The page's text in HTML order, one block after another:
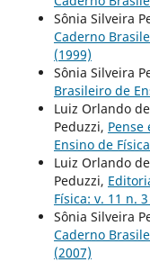
Sônia Silveira
Caderno
(1999)
Sônia Silveira
Brasileiro de
Luiz Orlando
Peduzzi, Pense
Ensino de
Luiz Orlando
Peduzzi,
Física: v. 11 n.
Sônia Silveira
Caderno
(2007)